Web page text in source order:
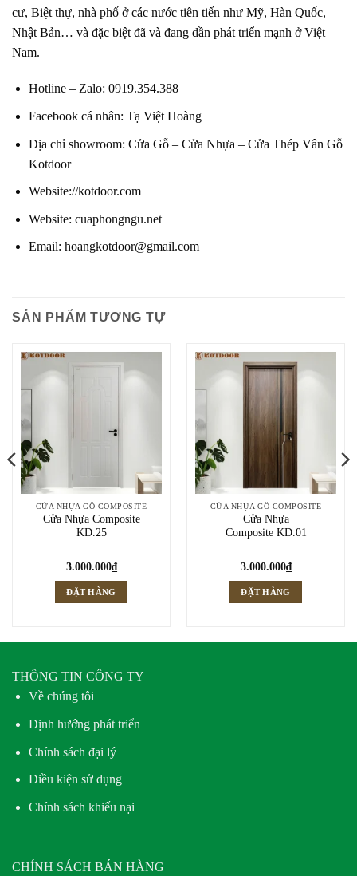
cư, Biệt thự, nhà phố ở các nước tiên tiến như Mỹ, Hàn Quốc,
Nhật Bản… và đặc biệt đã và đang dần phát triển mạnh ở Việt
Nam.
Hotline – Zalo: 0919.354.388
Facebook cá nhân: Tạ Việt Hoàng
Địa chỉ showroom: Cửa Gỗ – Cửa Nhựa – Cửa Thép Vân Gỗ
Kotdoor
Website://kotdoor.com
Website: cuaphongngu.net
Email: hoangkotdoor@gmail.com
SẢN PHẨM TƯƠNG TỰ
CỬA NHỰA GỖ COMPOSITE
Cửa Nhựa Composite
KD.25
3.000.000₫
ĐẶT HÀNG
CỬA NHỰA GỖ COMPOSITE
Cửa Nhựa
Composite KD.01
3.000.000₫
ĐẶT HÀNG
THÔNG TIN CÔNG TY
Về chúng tôi
Định hướng phát triển
Chính sách đại lý
Điều kiện sử dụng
Chính sách khiếu nại
CHÍNH SÁCH BÁN HÀNG